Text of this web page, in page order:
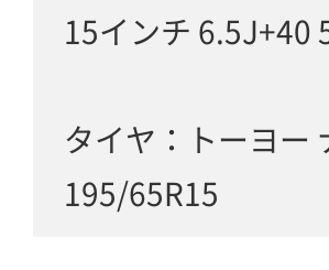
15インチ 6.5J+40
タイヤ：トーヨー
195/65R15